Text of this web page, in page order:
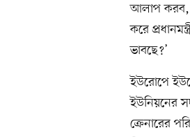
আলাপ করব,
করে
ভাবছে?’
ইউরোপে
ইউনিয়নের
ক্রেনারের